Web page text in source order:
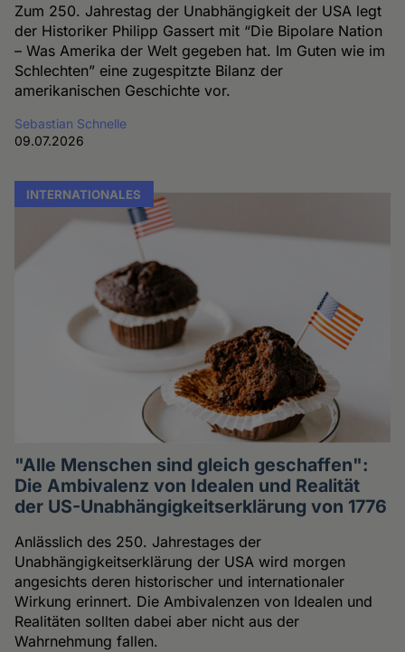
Zum 250. Jahrestag der Unabhängigkeit der USA legt
der Historiker Philipp Gassert mit “Die Bipolare Nation
– Was Amerika der Welt gegeben hat. Im Guten wie im
Schlechten” eine zugespitzte Bilanz der
amerikanischen Geschichte vor.
Sebastian Schnelle
09.07.2026
INTERNATIONALES
"Alle Menschen sind gleich geschaffen":
Die Ambivalenz von Idealen und Realität
der US-Unabhängigkeitserklärung von 1776
Anlässlich des 250. Jahrestages der
Unabhängigkeitserklärung der USA wird morgen
angesichts deren historischer und internationaler
Wirkung erinnert. Die Ambivalenzen von Idealen und
Realitäten sollten dabei aber nicht aus der
Wahrnehmung fallen.